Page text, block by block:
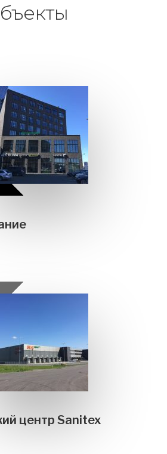
центр Sanitex